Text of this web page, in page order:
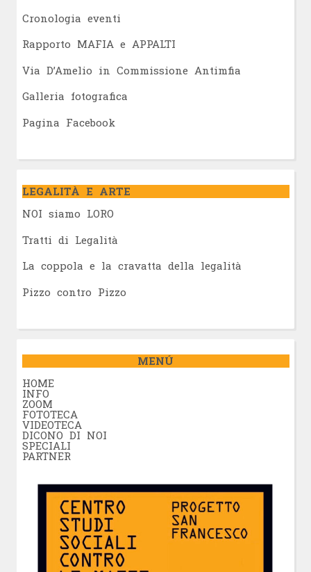
Cronologia eventi
Rapporto MAFIA e APPALTI
Via D’Amelio in Commissione Antimfia
Galleria fotografica
Pagina Facebook
LEGALITÀ E ARTE
NOI siamo LORO
Tratti di Legalità
La coppola e la cravatta della legalità
Pizzo contro Pizzo
MENÚ
HOME
INFO
ZOOM
FOTOTECA
VIDEOTECA
DICONO DI NOI
SPECIALI
PARTNER